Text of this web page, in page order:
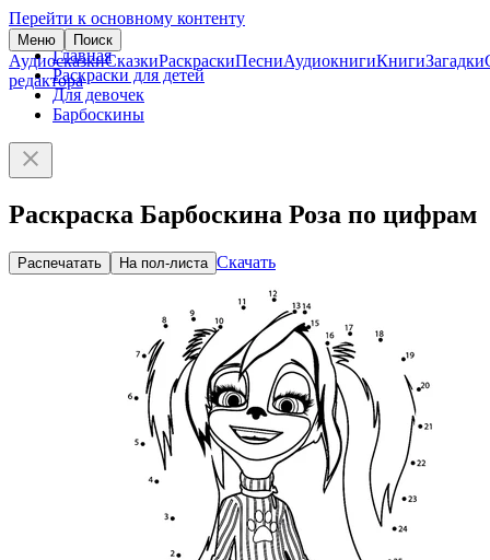
Перейти к основному контенту
Меню Поиск
АудиосказкиСказкиРаскраскиПесниАудиокнигиКнигиЗагадки
редактора
Главная
Раскраски для детей
Для девочек
Барбоскины
Раскраска Барбоскина Роза по цифрам
Распечатать На пол-листа Скачать